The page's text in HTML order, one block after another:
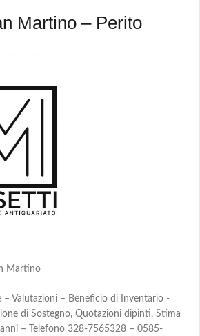
Martino – Perito
Martino
– Valutazioni – Beneficio di Inventario -
di Sostegno, Quotazioni dipinti, Stima
– Telefono 328-7565328 – 0585-